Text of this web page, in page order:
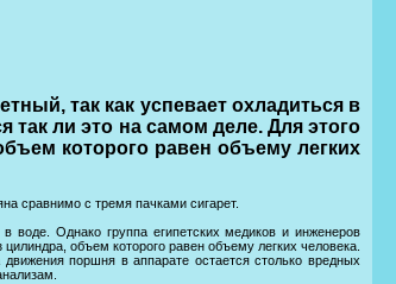
так как успевает охладиться в
так ли это на самом деле. Для этого
которого равен объему легких
сравнимо с тремя пачками сигарет.
воде. Однако группа египетских медиков и инженеров
объем которого равен объему легких человека.
поршня в аппарате остается столько вредных